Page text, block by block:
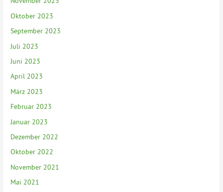
Oktober 2023
September 2023
Juli 2023
Juni 2023
April 2023
März 2023
Februar 2023
Januar 2023
Dezember 2022
Oktober 2022
November 2021
Mai 2021